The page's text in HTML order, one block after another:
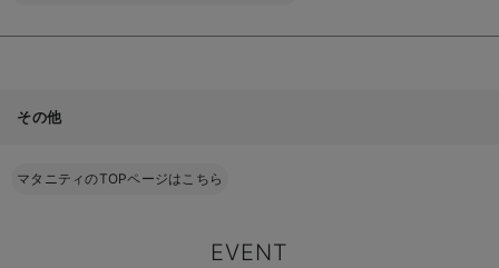
その他
マタニティのTOPページはこちら
EVENT